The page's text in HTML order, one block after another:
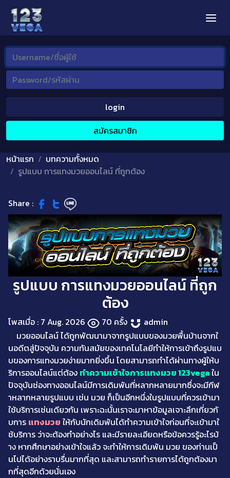
login
สมัครสมาชิก
หน้าแรก
บทความทั้งหมด
รูปแบบ การแทงมวยออนไลน์ ที่ถูกต้อง
Share :
รูปแบบ การแทงมวยออนไลน์ ที่ถูก
ต้อง
โพสเมื่อ : 7 Aug. 2026 70 ครั้ง
admin
มวยออนไลน์ ได้ถูกพัฒนามาจากรูปแบบของมวยพื้นบ้านจากใ
นอดีตสู่ปัจจุบัน ความทันสมัยของเทคโนโลยีทำให้การเข้าถึงรูปแบ
บของการแทงมวยง่ายมากยิ่งขึ้น โดยสามารถทำได้ผ่านทางผู้ให้บ
ริการออนไลน์แต่ต้อง ทำความเข้าใจการแทงมวย 123vegaใน
ปัจจุบันช่องทางออนไลน์มีการเดิมพันที่หลากหลายมากซึ่งจะมีกีฬ
าหลากหลายรูปแบบ เช่น มวย ก็เป็นอีกหนึ่งในรูปแบบที่ควรเข้ามา
ใช้บริการเช่นเดียวกัน เพราะฉะนั้นเราจะมาหาข้อมูลเจาะลึกเกี่ยวกั
บการ แทงมวย ให้กับนักเดิมพันได้ทำความเข้าใจก่อนที่จะเข้ามาใ
ช้บริการ ว่าจะต้องทำอย่างไร และมีรายละเอียดหรือข้อควรรู้อะไรบ้
าง หากศึกษาอย่างเข้าใจแล้ว จะทำให้การเดิมพัน มวย ของท่านเป็
นไปได้อย่างราบรื่นมากที่สุด และสามารถทำรายการได้ถูกต้องมา
กที่สุดอีกด้วยนั่นเอง